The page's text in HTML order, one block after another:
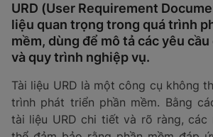
URD (User Requirement
liệu quan trọng trong quá trình
mềm, dùng để mô tả các yêu
và quy trình nghiệp vụ.
Tài liệu URD là một công cụ không
trình phát triển phần mềm. Bằng
tài liệu URD chi tiết và rõ ràng, các